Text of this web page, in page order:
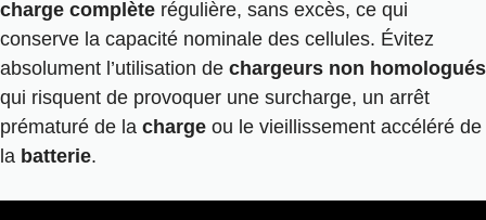
charge complète régulière, sans excès, ce qui
conserve la capacité nominale des cellules. Évitez
absolument l’utilisation de chargeurs non homologués
qui risquent de provoquer une surcharge, un arrêt
prématuré de la charge ou le vieillissement accéléré de
la batterie.